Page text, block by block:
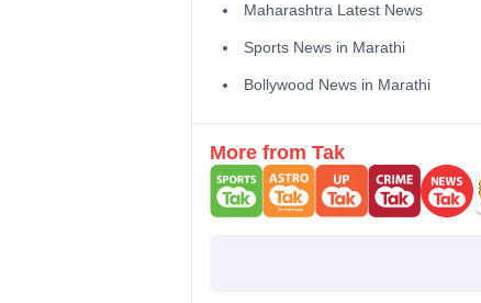
Maharashtra Latest News
Sports News in Marathi
Bollywood News in Marathi
More from Tak